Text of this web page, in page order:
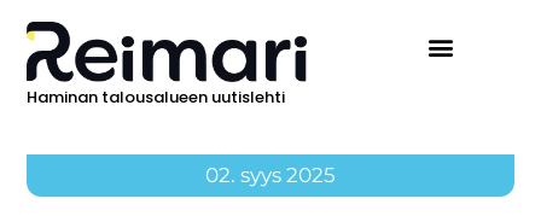
Haminan talousalueen uutislehti
02. syys 2025